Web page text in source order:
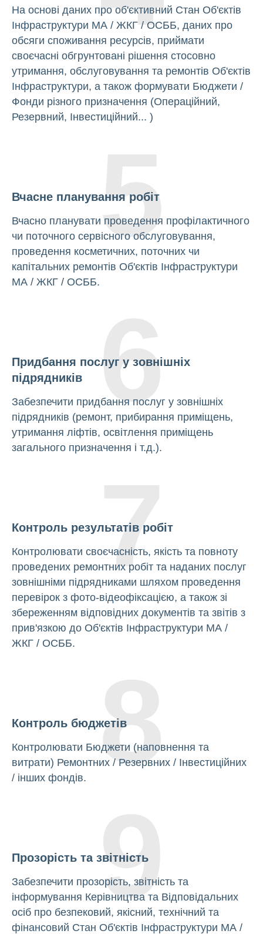
На основі даних про об'єктивний Стан Об'єктів
Інфраструктури МА / ЖКГ / ОСББ, даних про
обсяги споживання ресурсів, приймати
своєчасні обгрунтовані рішення стосовно
утримання, обслуговування та ремонтів Об'єктів
Інфраструктури, а також формувати Бюджети /
Фонди різного призначення (Операційний,
Резервний, Інвестиційний... )
Вчасне планування робіт
Вчасно планувати проведення профілактичного
чи поточного сервісного обслуговування,
проведення косметичних, поточних чи
капітальних ремонтів Об'єктів Інфраструктури
МА / ЖКГ / ОСББ.
5
Придбання послуг у зовнішніх
підрядників
Забезпечити придбання послуг у зовнішніх
підрядників (ремонт, прибирання приміщень,
утримання ліфтів, освітлення приміщень
загального призначення і т.д.).
6
Контроль результатів робіт
Контролювати своєчасність, якість та повноту
проведених ремонтних робіт та наданих послуг
зовнішніми підрядниками шляхом проведення
перевірок з фото-відеофіксацією, а також зі
збереженням відповідних документів та звітів з
прив'язкою до Об'єктів Інфраструктури МА /
ЖКГ / ОСББ.
7
Контроль бюджетів
Контролювати Бюджети (наповнення та
витрати) Ремонтних / Резервних / Інвестиційних
/ інших фондів.
8
Прозорість та звітність
Забезпечити прозорість, звітність та
інформування Керівництва та Відповідальних
осіб про безпековий, якісний, технічний та
фінансовий Стан Об'єктів Інфраструктури МА /
9